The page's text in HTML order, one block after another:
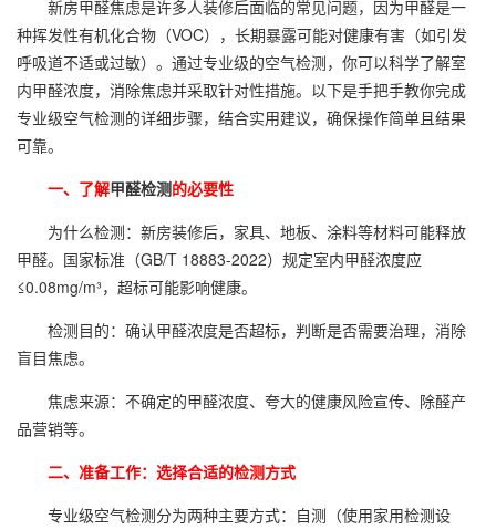
新房甲醛焦虑是许多人装修后面临的常见问题，因为甲醛是一
种挥发性有机化合物（VOC），长期暴露可能对健康有害（如引发
呼吸道不适或过敏）。通过专业级的空气检测，你可以科学了解室
内甲醛浓度，消除焦虑并采取针对性措施。以下是手把手教你完成
专业级空气检测的详细步骤，结合实用建议，确保操作简单且结果
可靠。
一、了解甲醛检测的必要性
为什么检测：新房装修后，家具、地板、涂料等材料可能释放
甲醛。国家标准（GB/T 18883-2022）规定室内甲醛浓度应
≤0.08mg/m³，超标可能影响健康。
检测目的：确认甲醛浓度是否超标，判断是否需要治理，消除
盲目焦虑。
焦虑来源：不确定的甲醛浓度、夸大的健康风险宣传、除醛产
品营销等。
二、准备工作：选择合适的检测方式
专业级空气检测分为两种主要方式：自测（使用家用检测设